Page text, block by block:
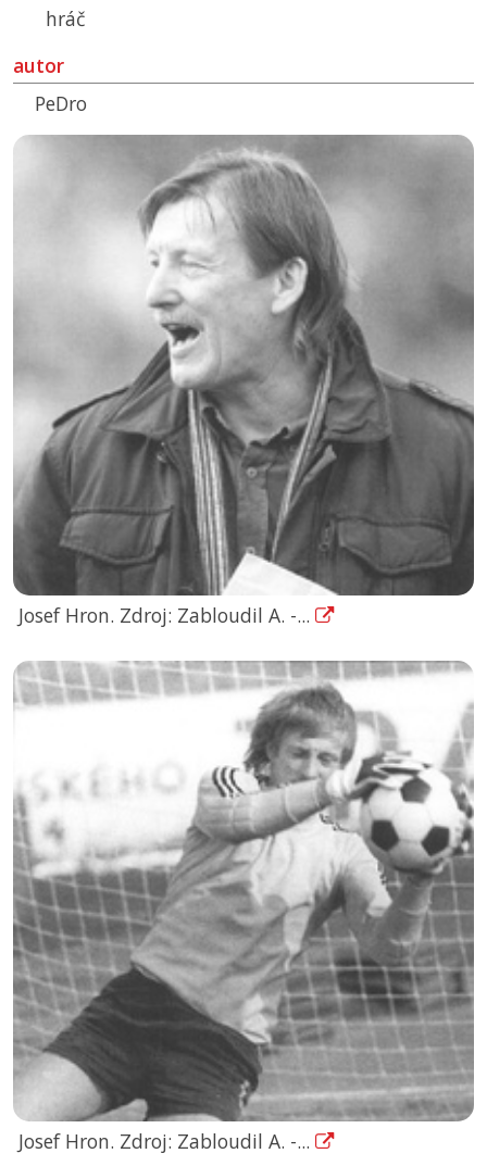
hráč
autor
PeDro
Josef Hron. Zdroj: Zabloudil A. -...
Josef Hron. Zdroj: Zabloudil A. -...